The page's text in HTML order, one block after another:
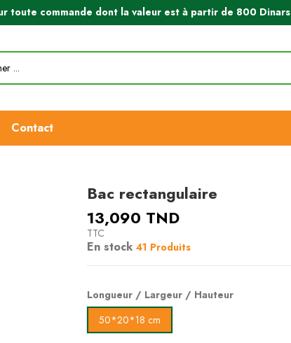
toute commande dont la valeur est à partir de 800 Dinars
Contact
Bac rectangulaire
13,090 TND
TTC
En stock 41 Produits
Longueur / Largeur / Hauteur
50*20*18 cm